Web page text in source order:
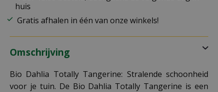
huis
Gratis afhalen in één van onze winkels!
Omschrijving
Bio Dahlia Totally Tangerine: Stralende schoonheid
voor je tuin. De Bio Dahlia Totally Tangerine is een